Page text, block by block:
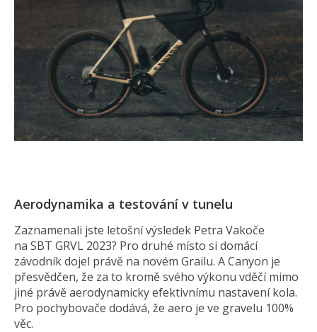
Aerodynamika a testování v tunelu
Zaznamenali jste letošní výsledek Petra Vakoče
na SBT GRVL 2023? Pro druhé místo si domácí
závodník dojel právě na novém Grailu. A Canyon je
přesvědčen, že za to kromě svého výkonu vděčí mimo
jiné právě aerodynamicky efektivnímu nastavení kola.
Pro pochybovače dodává, že aero je ve gravelu 100%
věc.